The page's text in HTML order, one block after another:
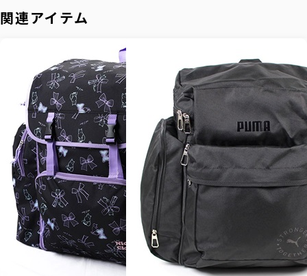
関連アイテム